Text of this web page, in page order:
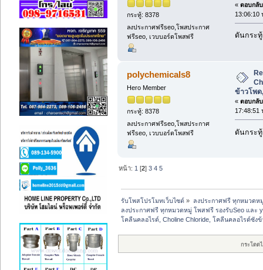
กระทู้: 8378
ลงประกาศฟรีseo,โพสประกาศ
ฟรีseo, เวบบอร์ดโพสฟรี
« ตอบกลั
13:06:10
ดันกระ
polychemicals8
Hero Member
กระทู้: 8378
ลงประกาศฟรีseo,โพสประกาศ
ฟรีseo, เวบบอร์ดโพสฟรี
ข้าวโพด
« ตอบกลั
17:48:51
ดันกระ
หน้า: 1 [2]3 4 5
รับโพสโปรโมทเว็บไซต์ » ลงประกาศฟรี ทุกหมวดห
ลงประกาศฟรี ทุกหมวดหมู่ โพสฟรี รองรับSeo และ
โคลีนคลอไรด์, Choline Chloride, โคลีนคลอไรด์ซัง
กระโดด